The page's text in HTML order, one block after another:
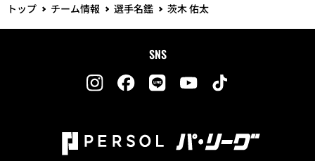
トップ チーム情報 選手名鑑 茨木 佑太
SNS